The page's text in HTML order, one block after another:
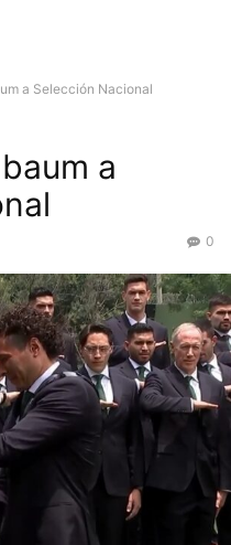
a Selección Nacional
a
0